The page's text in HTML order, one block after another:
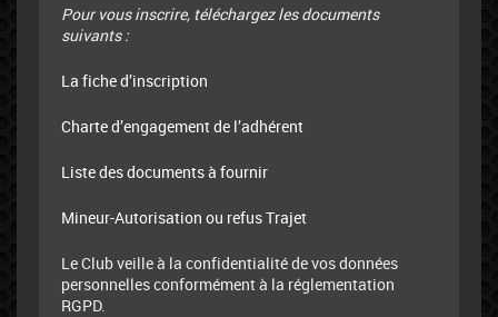
Pour vous inscrire, téléchargez les documents
suivants :
La fiche d’inscription
Charte d’engagement de l’adhérent
Liste des documents à fournir
Mineur-Autorisation ou refus Trajet
Le Club veille à la confidentialité de vos données
personnelles conformément à la réglementation
RGPD.